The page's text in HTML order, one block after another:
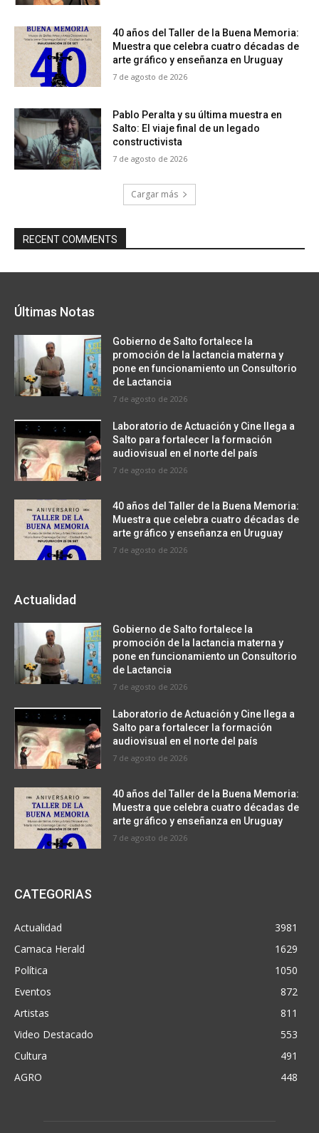
40 años del Taller de la Buena Memoria:
Muestra que celebra cuatro décadas de
arte gráfico y enseñanza en Uruguay
7 de agosto de 2026
Pablo Peralta y su última muestra en
Salto: El viaje final de un legado
constructivista
7 de agosto de 2026
Cargar más
RECENT COMMENTS
Últimas Notas
Gobierno de Salto fortalece la
promoción de la lactancia materna y
pone en funcionamiento un Consultorio
de Lactancia
7 de agosto de 2026
Laboratorio de Actuación y Cine llega a
Salto para fortalecer la formación
audiovisual en el norte del país
7 de agosto de 2026
40 años del Taller de la Buena Memoria:
Muestra que celebra cuatro décadas de
arte gráfico y enseñanza en Uruguay
7 de agosto de 2026
Actualidad
Gobierno de Salto fortalece la
promoción de la lactancia materna y
pone en funcionamiento un Consultorio
de Lactancia
7 de agosto de 2026
Laboratorio de Actuación y Cine llega a
Salto para fortalecer la formación
audiovisual en el norte del país
7 de agosto de 2026
40 años del Taller de la Buena Memoria:
Muestra que celebra cuatro décadas de
arte gráfico y enseñanza en Uruguay
7 de agosto de 2026
CATEGORIAS
Actualidad
3981
Camaca Herald
1629
Política
1050
Eventos
872
Artistas
811
Video Destacado
553
Cultura
491
AGRO
448